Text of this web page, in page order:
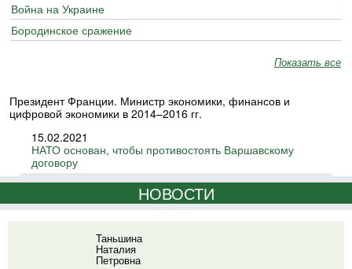
Война на Украине
Бородинское сражение
Показать все
Президент Франции. Министр экономики, финансов и
цифровой экономики в 2014–2016 гг.
15.02.2021
НАТО основан, чтобы противостоять Варшавскому
договору
НОВОСТИ
Таньшина
Наталия
Петровна